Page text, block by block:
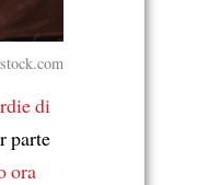
di
parte
ora